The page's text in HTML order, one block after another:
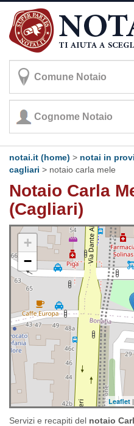
notai.it (home) > notai in
cagliari > notaio carla mele
Notaio Carla
(Cagliari)
+
−
Leaflet
Servizi e recapiti del notaio